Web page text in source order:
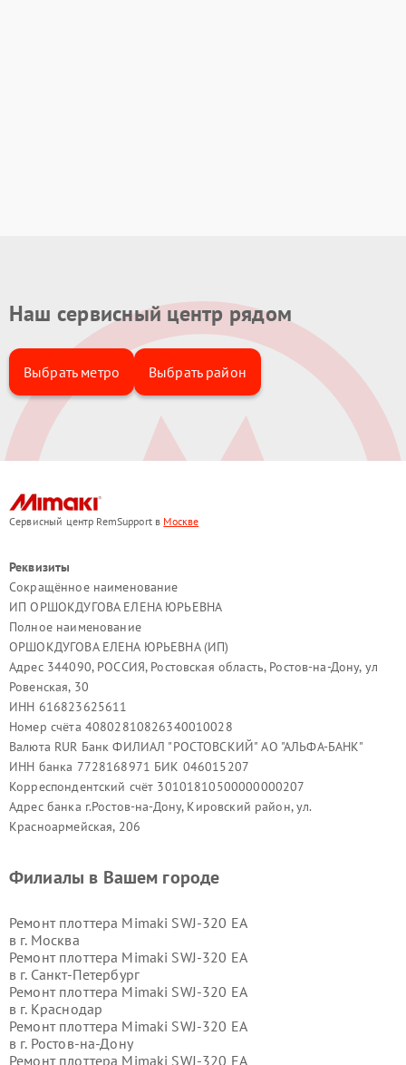
Наш сервисный центр рядом
Выбрать метро Выбрать район
Сервисный центр RemSupport в Москве
Реквизиты
Сокращённое наименование
ИП ОРШОКДУГОВА ЕЛЕНА ЮРЬЕВНА
Полное наименование
ОРШОКДУГОВА ЕЛЕНА ЮРЬЕВНА (ИП)
Адрес 344090, РОССИЯ, Ростовская область, Ростов-на-Дону, ул
Ровенская, 30
ИНН 616823625611
Номер счёта 40802810826340010028
Валюта RUR Банк ФИЛИАЛ "РОСТОВСКИЙ" АО "АЛЬФА-БАНК"
ИНН банка 7728168971 БИК 046015207
Корреспондентский счёт 30101810500000000207
Адрес банка г.Ростов-на-Дону, Кировский район, ул.
Красноармейская, 206
Филиалы в Вашем городе
Ремонт плоттера Mimaki SWJ-320 EA
в г. Москва
Ремонт плоттера Mimaki SWJ-320 EA
в г. Санкт-Петербург
Ремонт плоттера Mimaki SWJ-320 EA
в г. Краснодар
Ремонт плоттера Mimaki SWJ-320 EA
в г. Ростов-на-Дону
Ремонт плоттера Mimaki SWJ-320 EA